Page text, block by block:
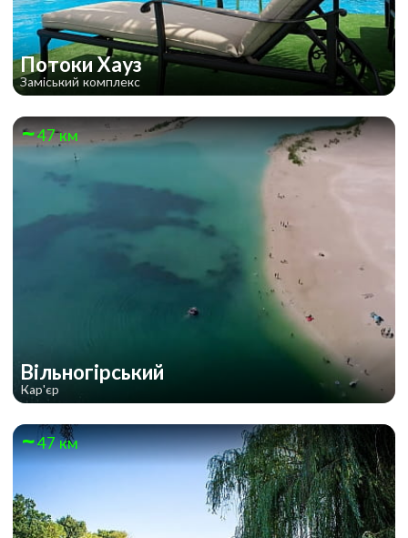
Потоки Хауз
Заміський комплекс
47 км
Вільногірський
Кар'єр
47 км